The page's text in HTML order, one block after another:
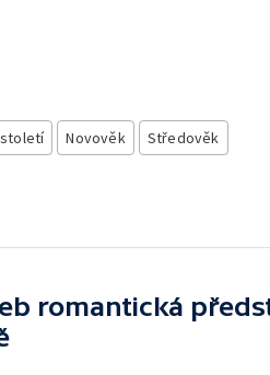
Novověk
Středověk
romantická